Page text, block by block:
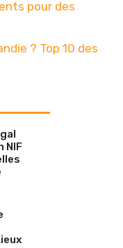
pour des
? Top 10 des
NIF